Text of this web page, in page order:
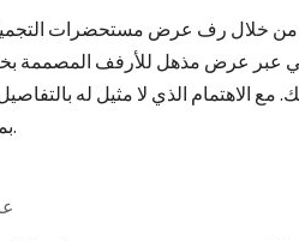
من خلال رف عرض مستحضرات
عبر عرض مذهل للأرفف المصممة
الاهتمام الذي لا مثيل له
بمثابة شهادة على براعة التصنيع الصيني.